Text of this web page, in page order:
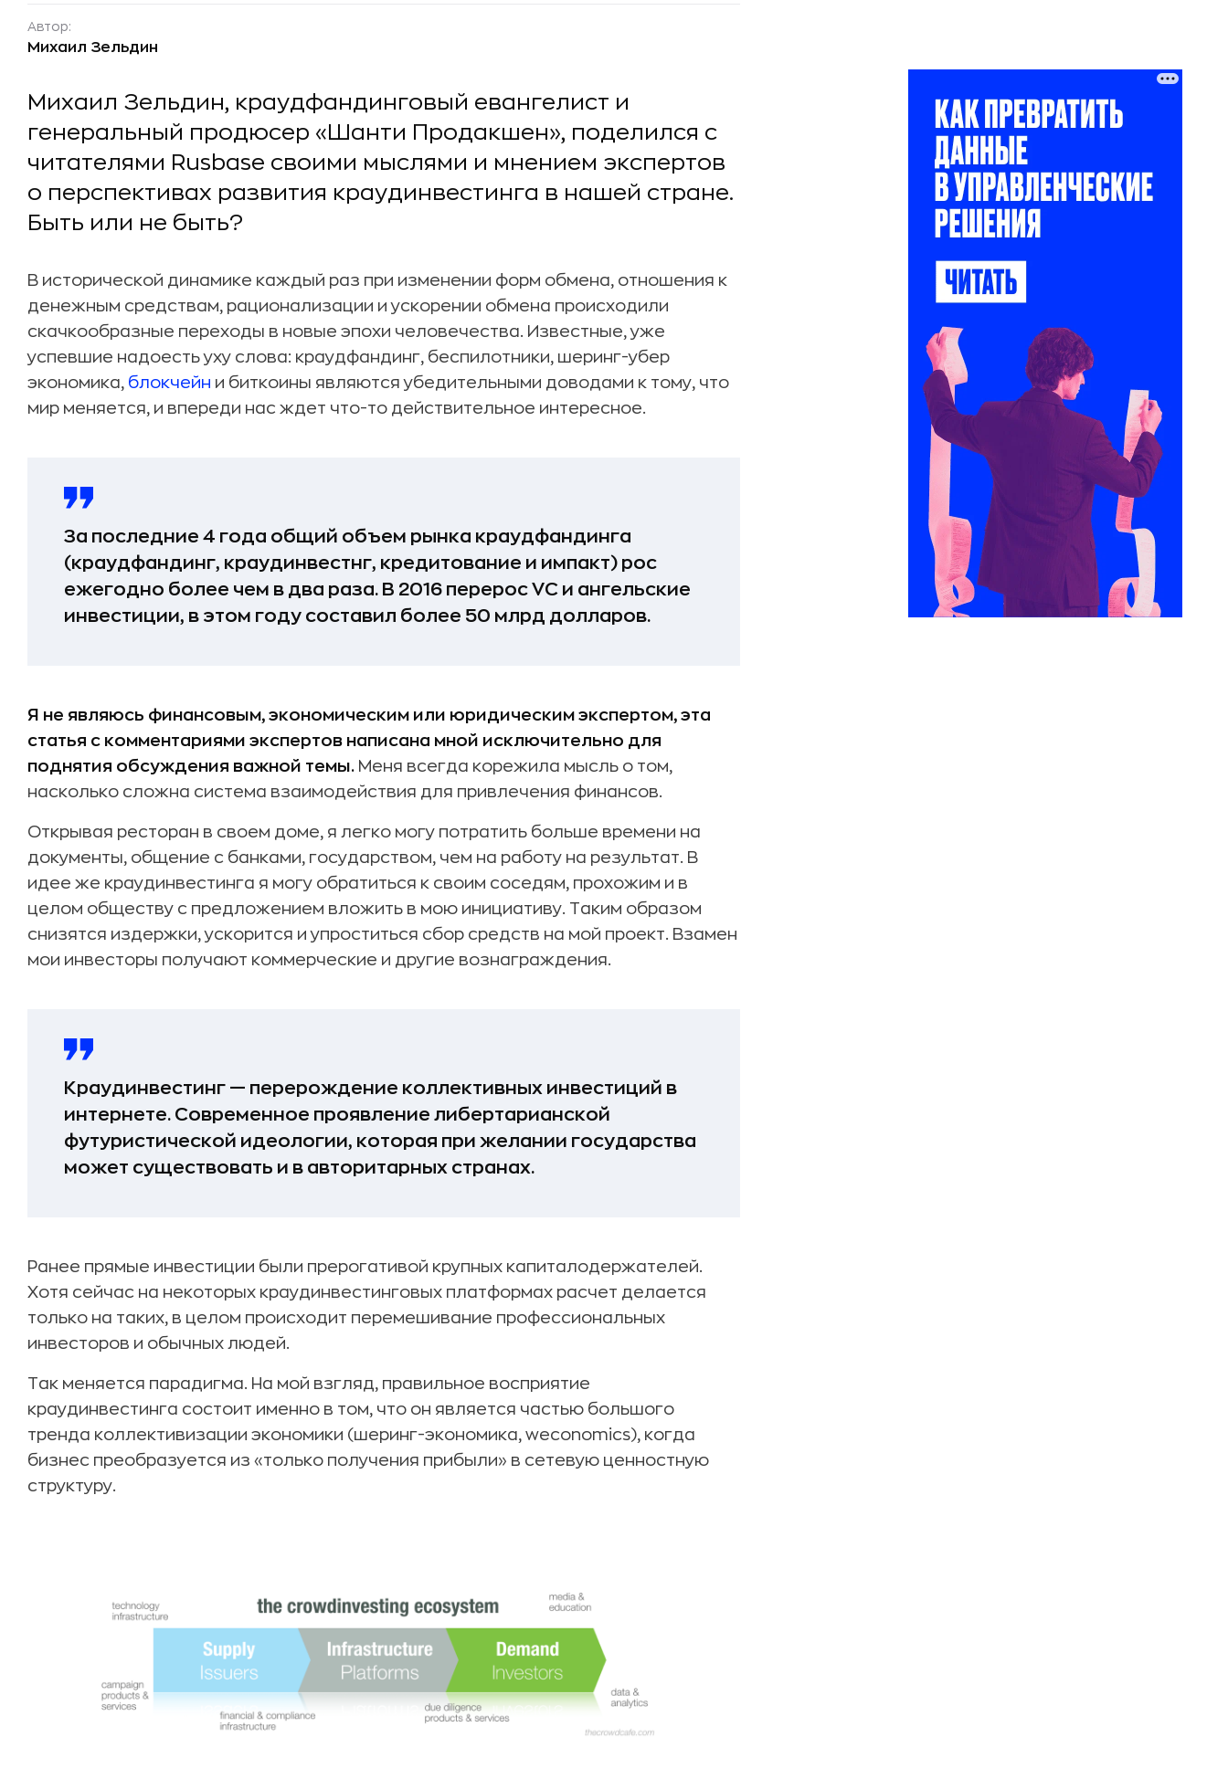
Автор:
Михаил Зельдин
Михаил Зельдин, краудфандинговый евангелист и
генеральный продюсер «Шанти Продакшен», поделился с
читателями Rusbase своими мыслями и мнением экспертов
о перспективах развития краудинвестинга в нашей стране.
Быть или не быть?
В исторической динамике каждый раз при изменении форм обмена, отношения к
денежным средствам, рационализации и ускорении обмена происходили
скачкообразные переходы в новые эпохи человечества. Известные, уже
успевшие надоесть уху слова: краудфандинг, беспилотники, шеринг-убер
экономика, блокчейн и биткоины являются убедительными доводами к тому, что
мир меняется, и впереди нас ждет что-то действительное интересное.
За последние 4 года общий объем рынка краудфандинга
(краудфандинг, краудинвестнг, кредитование и импакт) рос
ежегодно более чем в два раза. В 2016 перерос VC и ангельские
инвестиции, в этом году составил более 50 млрд долларов.
Я не являюсь финансовым, экономическим или юридическим экспертом, эта
статья с комментариями экспертов написана мной исключительно для
поднятия обсуждения важной темы. Меня всегда корежила мысль о том,
насколько сложна система взаимодействия для привлечения финансов.
Открывая ресторан в своем доме, я легко могу потратить больше времени на
документы, общение с банками, государством, чем на работу на результат. В
идее же краудинвестинга я могу обратиться к своим соседям, прохожим и в
целом обществу с предложением вложить в мою инициативу. Таким образом
снизятся издержки, ускорится и упроститься сбор средств на мой проект. Взамен
мои инвесторы получают коммерческие и другие вознаграждения.
Краудинвестинг — перерождение коллективных инвестиций в
интернете. Современное проявление либертарианской
футуристической идеологии, которая при желании государства
может существовать и в авторитарных странах.
Ранее прямые инвестиции были прерогативой крупных капиталодержателей.
Хотя сейчас на некоторых краудинвестинговых платформах расчет делается
только на таких, в целом происходит перемешивание профессиональных
инвесторов и обычных людей.
Так меняется парадигма. На мой взгляд, правильное восприятие
краудинвестинга состоит именно в том, что он является частью большого
тренда коллективизации экономики (шеринг-экономика, weconomics), когда
бизнес преобразуется из «только получения прибыли» в сетевую ценностную
структуру.